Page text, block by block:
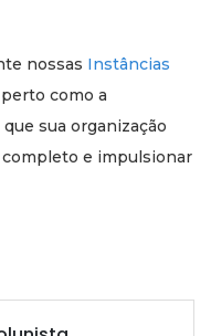
nossas Instâncias
como a
sua organização
e impulsionar